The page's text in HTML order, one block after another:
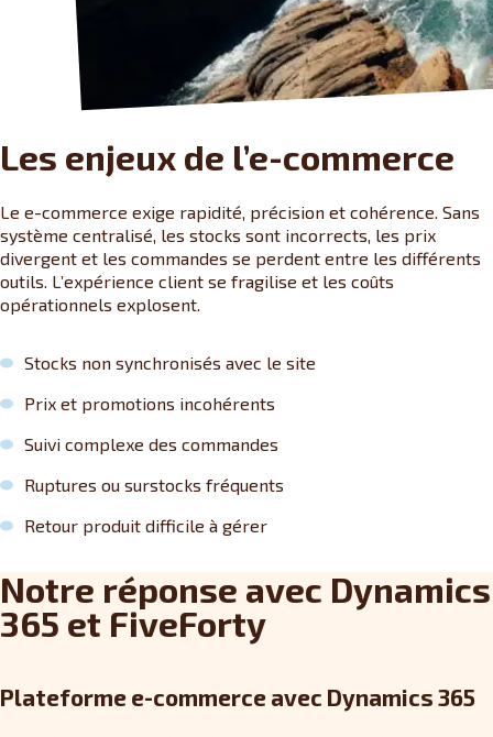
Les enjeux de l’e-commerce
Le e-commerce exige rapidité, précision et cohérence. Sans
système centralisé, les stocks sont incorrects, les prix
divergent et les commandes se perdent entre les différents
outils. L’expérience client se fragilise et les coûts
opérationnels explosent.
Stocks non synchronisés avec le site
Prix et promotions incohérents
Suivi complexe des commandes
Ruptures ou surstocks fréquents
Retour produit difficile à gérer
Notre réponse avec Dynamics
365 et FiveForty
Plateforme e-commerce avec Dynamics 365